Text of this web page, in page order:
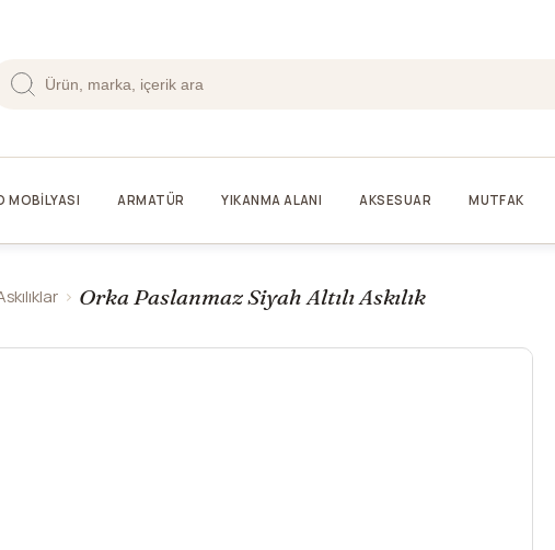
MOBİLYASI ARMATÜR YIKANMA ALANI AKSESUAR MUTFAK
Orka Paslanmaz Siyah Altılı Askılık